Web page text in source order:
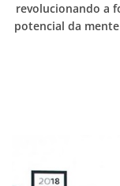
revolucionando a
potencial da